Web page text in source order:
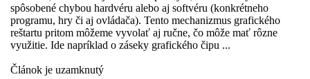
spôsobené chybou hardvéru alebo aj softvéru (konkrétneho
programu, hry či aj ovládača). Tento mechanizmus grafického
reštartu pritom môžeme vyvolať aj ručne, čo môže mať rôzne
využitie. Ide napríklad o záseky grafického čipu ...
Článok je uzamknutý